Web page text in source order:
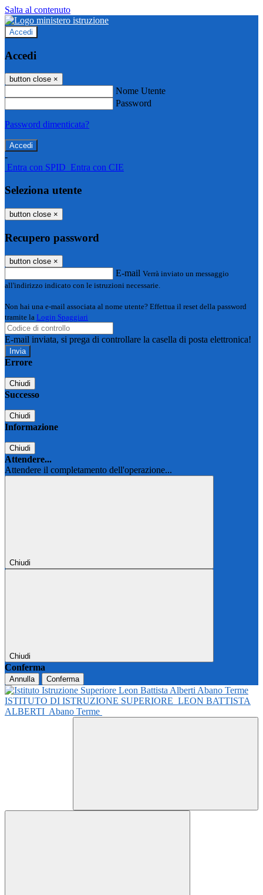
Salta al contenuto
Accedi
Accedi
button close ×
Nome Utente
Password
Password dimenticata?
-
Entra con SPID Entra con CIE
Seleziona utente
button close ×
Recupero password
button close ×
E-mail Verrà inviato un messaggio
all'indirizzo indicato con le istruzioni necessarie.
Non hai una e-mail associata al nome utente? Effettua il reset della password
tramite la Login Spaggiari
E-mail inviata, si prega di controllare la casella di posta elettronica!
Errore
Chiudi
Successo
Chiudi
Informazione
Chiudi
Attendere...
Attendere il completamento dell'operazione...
Chiudi
Chiudi
Conferma
Annulla Conferma
ISTITUTO DI ISTRUZIONE SUPERIORE LEON BATTISTA
ALBERTI Abano Terme